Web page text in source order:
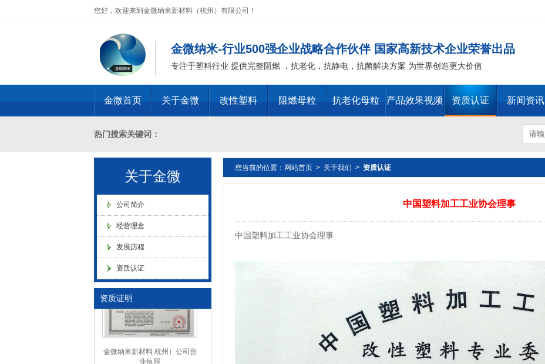
您好，欢迎来到金微纳米新材料（杭州）有限公司！
金微纳米-行业500强企业战略合作伙伴 国家高新技术企业荣誉出品
专注于塑料行业 提供完整阻燃 ，抗老化，抗静电，抗菌解决方案 为世界创造更大价值
金微首页 关于金微 改性塑料 阻燃母粒 抗老化母粒 产品效果视频 资质认证 新闻资讯
热门搜索关键词：
十溴二苯乙烷母粒，三氧化二锑母粒，三氧化二锑替代物 PVC 无卤阻燃剂 PE阻燃母粒，聚丙烯阻燃 ，PP阻
燃 ABS阻燃 ，PA 阻燃，PET阻燃 ，PBT阻燃 ，环氧树脂阻燃，玻璃钢抗老化化，POM抗老化，PPO 抗老
化，抗静电母粒，阻燃料，抗老化料，环氧树脂抗老化，油漆涂料抗菌防霉 ，化纤纺织阻燃 ，仿真植物抗老化，
关于金微
公司简介
经营理念
发展历程
资质认证
资质证明
浙江省创新型企业稳定
业执照
您当前的位置： 网站首页 > 关于我们 > 资质认证
中国塑料加工工业协会理事
中国塑料加工工业协会理事